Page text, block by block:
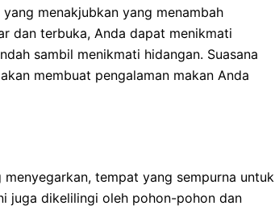
menakjubkan yang menambah
dan terbuka, Anda dapat menikmati
sambil menikmati hidangan. Suasana
membuat pengalaman makan Anda
tempat yang sempurna untuk
juga dikelilingi oleh pohon-pohon dan